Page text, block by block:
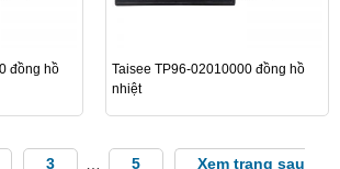
đồng hồ
Taisee TP96-02010000 đồng hồ
nhiệt
3 5 Xem trang sau